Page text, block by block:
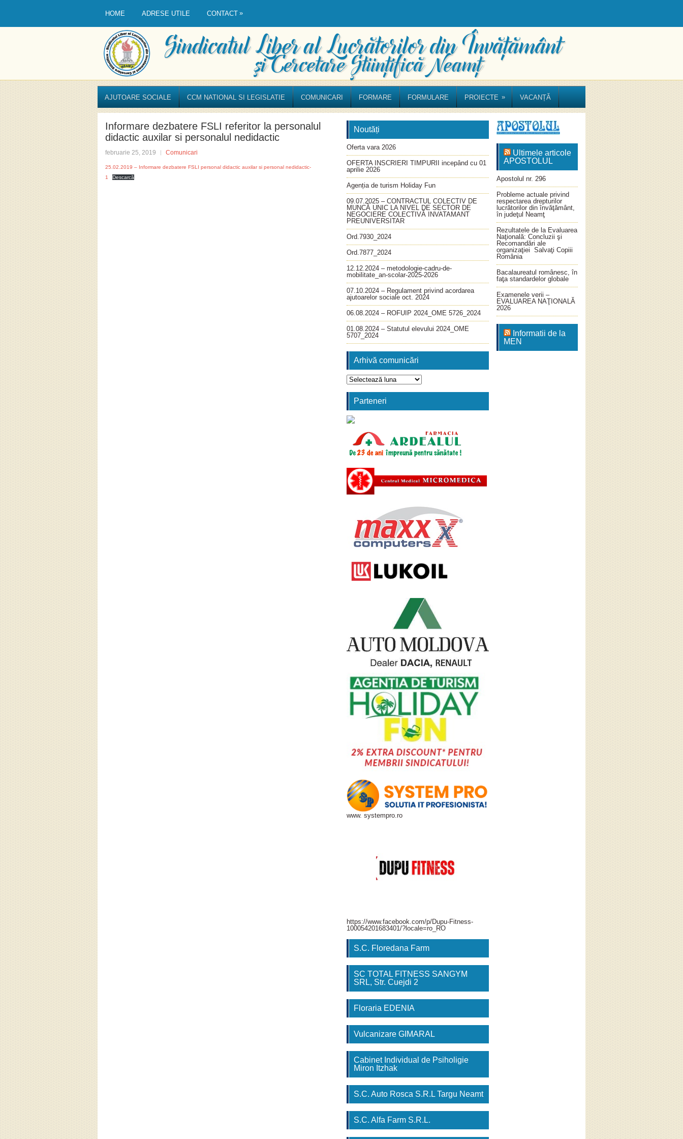
HOME ADRESE UTILE CONTACT »
AJUTOARE SOCIALE CCM NATIONAL SI LEGISLATIE COMUNICARI FORMARE FORMULARE PROIECTE » VACANȚĂ
Informare dezbatere FSLI referitor la personalul
didactic auxilar si personalul nedidactic
februarie 25, 2019 Comunicari
25.02.2019 – Informare dezbatere FSLI personal didactic auxilar si personal nedidactic-
1
Descarcă
Noutăți
Oferta vara 2026
OFERTA INSCRIERI TIMPURII incepând cu 01
aprilie 2026
Agenția de turism Holiday Fun
09.07.2025 – CONTRACTUL COLECTIV DE
MUNCĂ UNIC LA NIVEL DE SECTOR DE
NEGOCIERE COLECTIVĂ INVATAMANT
PREUNIVERSITAR
Ord.7930_2024
Ord.7877_2024
12.12.2024 – metodologie-cadru-de-
mobilitate_an-scolar-2025-2026
07.10.2024 – Regulament privind acordarea
ajutoarelor sociale oct. 2024
06.08.2024 – ROFUIP 2024_OME 5726_2024
01.08.2024 – Statutul elevului 2024_OME
5707_2024
Arhivă comunicări
Arhivă
comunicări
Parteneri
www. systempro.ro
https://www.facebook.com/p/Dupu-Fitness-
100054201683401/?locale=ro_RO
S.C. Floredana Farm
SC TOTAL FITNESS SANGYM
SRL, Str. Cuejdi 2
Floraria EDENIA
Vulcanizare GIMARAL
Cabinet Individual de Psiholigie
Miron Itzhak
S.C. Auto Rosca S.R.L Targu Neamt
S.C. Alfa Farm S.R.L.
Ultimele articole
APOSTOLUL
Apostolul nr. 296
Probleme actuale privind
respectarea drepturilor
lucrătorilor din învăţământ,
în judeţul Neamţ
Rezultatele de la Evaluarea
Naţională: Concluzii şi
Recomandări ale
organizaţiei Salvaţi Copiii
România
Bacalaureatul românesc, în
faţa standardelor globale
Examenele verii –
EVALUAREA NAŢIONALĂ
2026
Informatii de la
MEN